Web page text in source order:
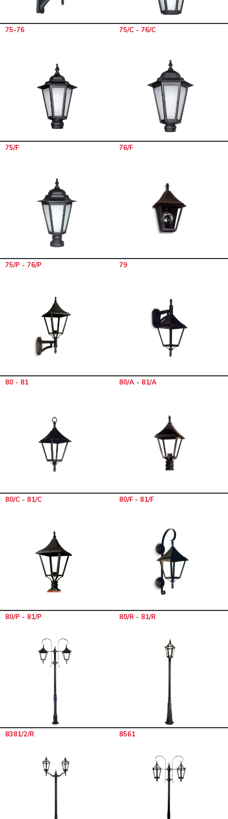
75-76 75/C - 76/C
75/F 76/F
75/P - 76/P 79
80 - 81 80/A - 81/A
80/C - 81/C 80/F - 81/F
80/P - 81/P 80/R - 81/R
8381/2/R 8561